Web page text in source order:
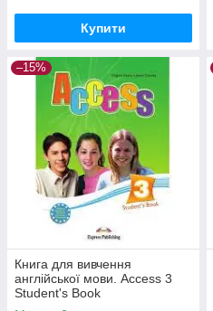
Купити
–15%
Книга для вивчення
англійської мови. Access 3
Student's Book